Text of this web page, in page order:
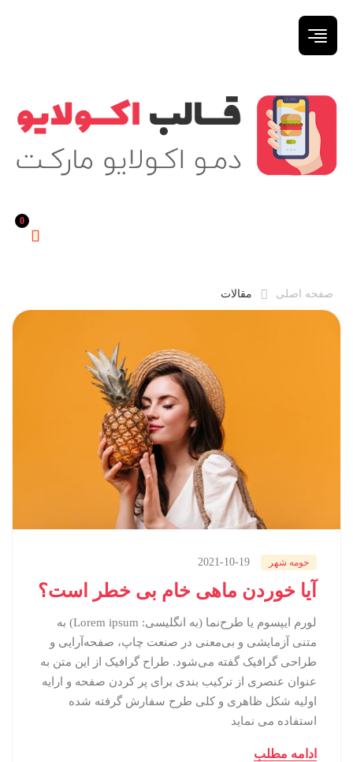
0
صفحه اصلی مقالات
حومه شهر 2021-10-19
آیا خوردن ماهی خام بی خطر است؟
لورم ایپسوم یا طرح‌نما (به انگلیسی: Lorem ipsum) به
متنی آزمایشی و بی‌معنی در صنعت چاپ، صفحه‌آرایی و
طراحی گرافیک گفته می‌شود. طراح گرافیک از این متن به
عنوان عنصری از ترکیب بندی برای پر کردن صفحه و ارایه
اولیه شکل ظاهری و کلی طرح سفارش گرفته شده
استفاده می نماید
ادامه مطلب